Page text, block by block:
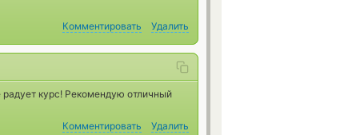
Комментировать Удалить
курс! Рекомендую отличный
Комментировать Удалить